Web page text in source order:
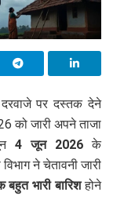
पर दस्तक देने
को जारी अपने ताजा
4 जून 2026 के
ने चेतावनी जारी
भारी बारिशहोने